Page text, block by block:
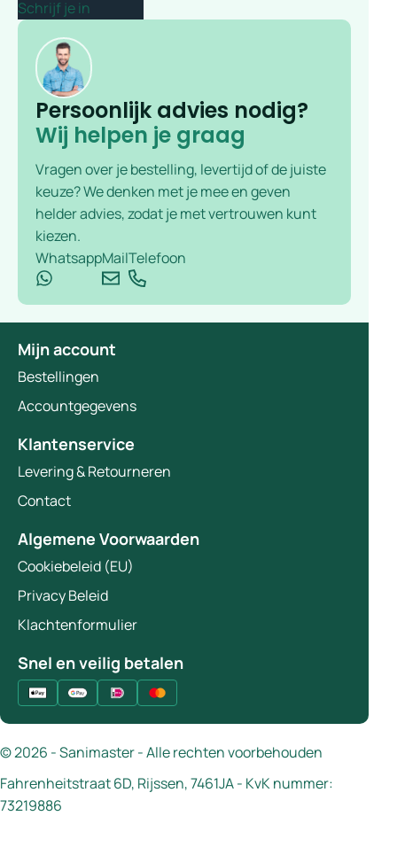
Persoonlijk advies nodig?
Wij helpen je graag
Vragen over je bestelling, levertijd of de juiste
keuze? We denken met je mee en geven
helder advies, zodat je met vertrouwen kunt
kiezen.
WhatsappMailTelefoon
Mijn account
Bestellingen
Accountgegevens
Klantenservice
Levering & Retourneren
Contact
Algemene Voorwaarden
Cookiebeleid (EU)
Privacy Beleid
Klachtenformulier
Snel en veilig betalen
© 2026 - Sanimaster - Alle rechten voorbehouden
Fahrenheitstraat 6D, Rijssen, 7461JA - KvK nummer:
73219886